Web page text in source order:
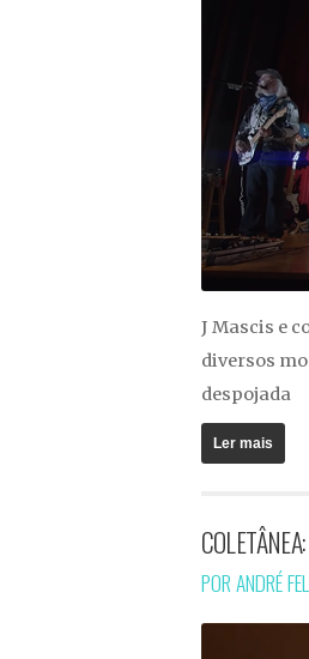
J Mascis e
diversos
despojada
Ler mais
POR ANDRÉ